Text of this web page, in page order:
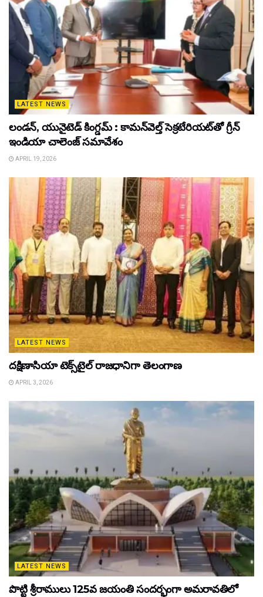
LATEST NEWS
లండన్, యునైటెడ్ కింగ్డమ్ : కామన్‌వెల్త్ సెక్రటేరియట్‌తో గ్రీన్
ఇండియా చాలెంజ్ సమావేశం
APRIL 19, 2026
LATEST NEWS
దక్షిణాసియా టెక్స్‌టైల్ రాజధానిగా తెలంగాణ
APRIL 3, 2026
LATEST NEWS
పొట్టి శ్రీరాములు 125వ జయంతి సందర్భంగా అమరావతిలో